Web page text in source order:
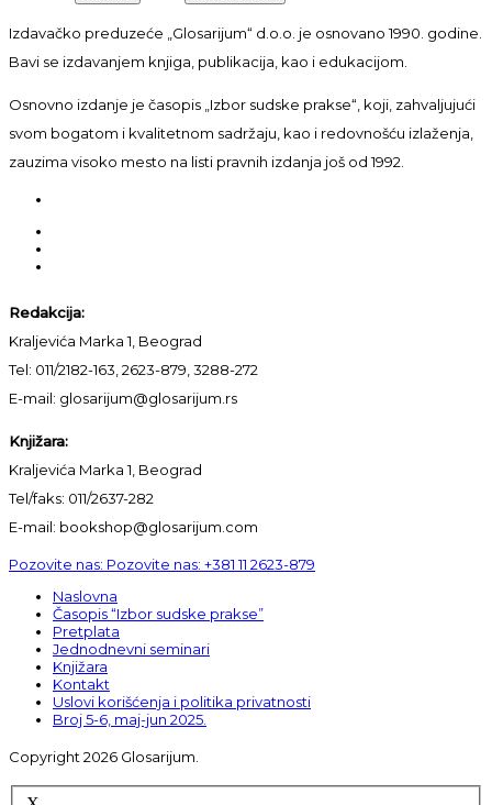
Izdavačko preduzeće „Glosarijum“ d.o.o. je osnovano 1990. godine.
Bavi se izdavanjem knjiga, publikacija, kao i edukacijom.
Osnovno izdanje je časopis „Izbor sudske prakse“, koji, zahvaljujući
svom bogatom i kvalitetnom sadržaju, kao i redovnošću izlaženja,
zauzima visoko mesto na listi pravnih izdanja još od 1992.
Redakcija:
Kraljevića Marka 1, Beograd
Tel: 011/2182-163, 2623-879, 3288-272
E-mail: glosarijum@glosarijum.rs
Knjižara:
Kraljevića Marka 1, Beograd
Tel/faks: 011/2637-282
E-mail: bookshop@glosarijum.com
Pozovite nas: Pozovite nas: +381 11 2623-879
Naslovna
Časopis “Izbor sudske prakse”
Pretplata
Jednodnevni seminari
Knjižara
Kontakt
Uslovi korišćenja i politika privatnosti
Broj 5-6, maj-jun 2025.
Copyright 2026 Glosarijum.